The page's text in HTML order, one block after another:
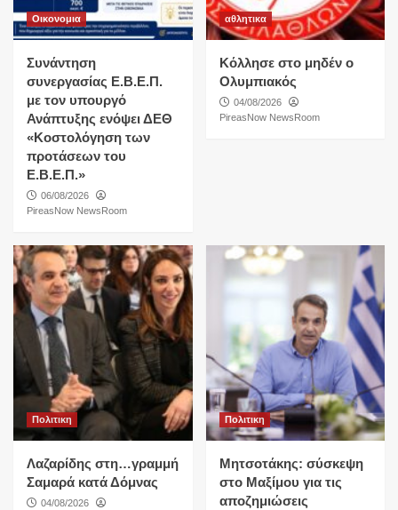
Οικονομια
Συνάντηση
συνεργασίας Ε.Β.Ε.Π.
με τον υπουργό
Ανάπτυξης ενόψει ΔΕΘ
«Κοστολόγηση των
προτάσεων του
Ε.Β.Ε.Π.»
06/08/2026
PireasNow NewsRoom
αθλητικα
Κόλλησε στο μηδέν ο
Ολυμπιακός
04/08/2026
PireasNow NewsRoom
Πολιτικη
Λαζαρίδης στη…γραμμή
Σαμαρά κατά Δόμνας
04/08/2026
Πολιτικη
Μητσοτάκης: σύσκεψη
στο Μαξίμου για τις
αποζημιώσεις